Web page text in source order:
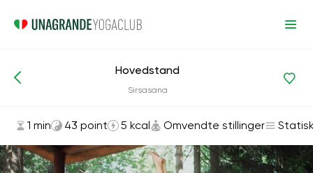
Omvendte stillinger
Hovedstand
Sirsasana
1 min 43 point 5 kcal Omvendte stillinger